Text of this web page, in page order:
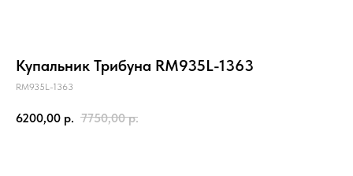
Купальник Трибуна RM935L-1363
RM935L-1363
6200,00 р. 7750,00 р.